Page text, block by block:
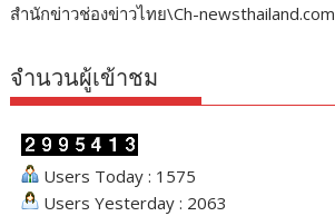
สำนักข่าวช่องข่าวไทย\Ch-newsthailand.com
จำนวนผู้เข้าชม
Users Today : 1575
Users Yesterday : 2063